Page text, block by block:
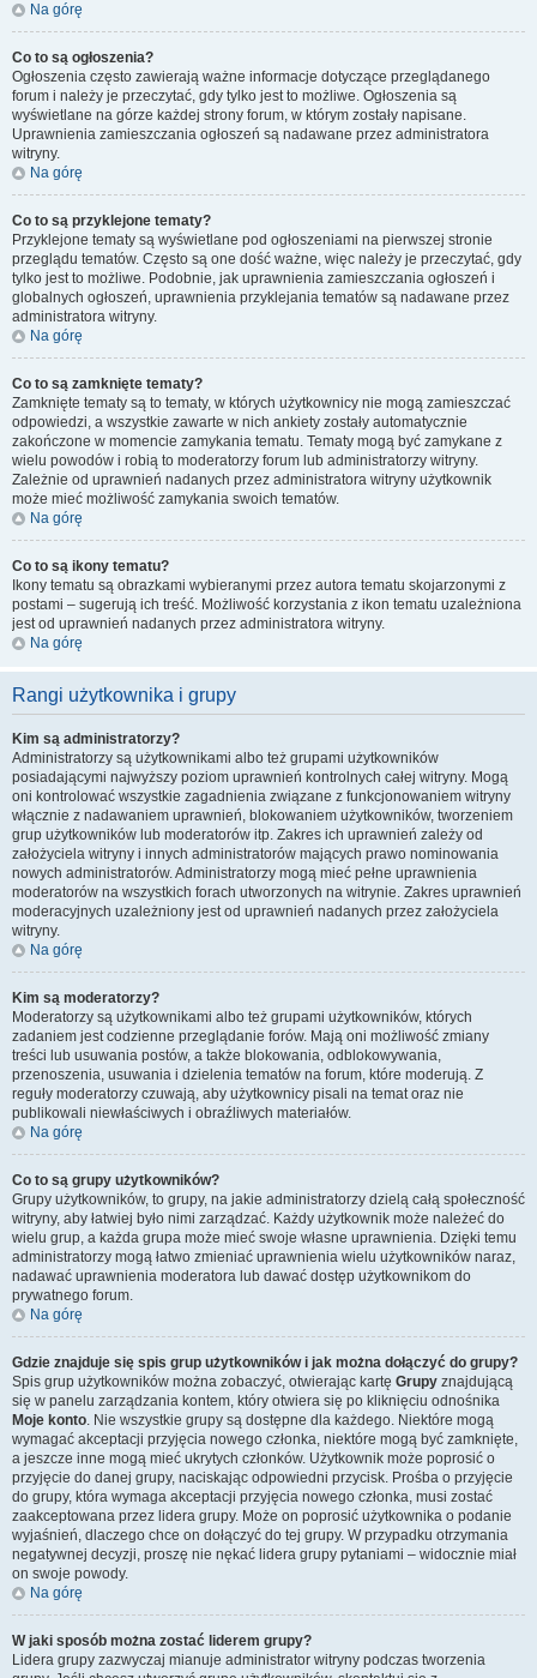
Na górę
Co to są ogłoszenia?
Ogłoszenia często zawierają ważne informacje dotyczące przeglądanego
forum i należy je przeczytać, gdy tylko jest to możliwe. Ogłoszenia są
wyświetlane na górze każdej strony forum, w którym zostały napisane.
Uprawnienia zamieszczania ogłoszeń są nadawane przez administratora
witryny.
Na górę
Co to są przyklejone tematy?
Przyklejone tematy są wyświetlane pod ogłoszeniami na pierwszej stronie
przeglądu tematów. Często są one dość ważne, więc należy je przeczytać, gdy
tylko jest to możliwe. Podobnie, jak uprawnienia zamieszczania ogłoszeń i
globalnych ogłoszeń, uprawnienia przyklejania tematów są nadawane przez
administratora witryny.
Na górę
Co to są zamknięte tematy?
Zamknięte tematy są to tematy, w których użytkownicy nie mogą zamieszczać
odpowiedzi, a wszystkie zawarte w nich ankiety zostały automatycznie
zakończone w momencie zamykania tematu. Tematy mogą być zamykane z
wielu powodów i robią to moderatorzy forum lub administratorzy witryny.
Zależnie od uprawnień nadanych przez administratora witryny użytkownik
może mieć możliwość zamykania swoich tematów.
Na górę
Co to są ikony tematu?
Ikony tematu są obrazkami wybieranymi przez autora tematu skojarzonymi z
postami – sugerują ich treść. Możliwość korzystania z ikon tematu uzależniona
jest od uprawnień nadanych przez administratora witryny.
Na górę
Rangi użytkownika i grupy
Kim są administratorzy?
Administratorzy są użytkownikami albo też grupami użytkowników
posiadającymi najwyższy poziom uprawnień kontrolnych całej witryny. Mogą
oni kontrolować wszystkie zagadnienia związane z funkcjonowaniem witryny
włącznie z nadawaniem uprawnień, blokowaniem użytkowników, tworzeniem
grup użytkowników lub moderatorów itp. Zakres ich uprawnień zależy od
założyciela witryny i innych administratorów mających prawo nominowania
nowych administratorów. Administratorzy mogą mieć pełne uprawnienia
moderatorów na wszystkich forach utworzonych na witrynie. Zakres uprawnień
moderacyjnych uzależniony jest od uprawnień nadanych przez założyciela
witryny.
Na górę
Kim są moderatorzy?
Moderatorzy są użytkownikami albo też grupami użytkowników, których
zadaniem jest codzienne przeglądanie forów. Mają oni możliwość zmiany
treści lub usuwania postów, a także blokowania, odblokowywania,
przenoszenia, usuwania i dzielenia tematów na forum, które moderują. Z
reguły moderatorzy czuwają, aby użytkownicy pisali na temat oraz nie
publikowali niewłaściwych i obraźliwych materiałów.
Na górę
Co to są grupy użytkowników?
Grupy użytkowników, to grupy, na jakie administratorzy dzielą całą społeczność
witryny, aby łatwiej było nimi zarządzać. Każdy użytkownik może należeć do
wielu grup, a każda grupa może mieć swoje własne uprawnienia. Dzięki temu
administratorzy mogą łatwo zmieniać uprawnienia wielu użytkowników naraz,
nadawać uprawnienia moderatora lub dawać dostęp użytkownikom do
prywatnego forum.
Na górę
Gdzie znajduje się spis grup użytkowników i jak można dołączyć do grupy?
Spis grup użytkowników można zobaczyć, otwierając kartę Grupy znajdującą
się w panelu zarządzania kontem, który otwiera się po kliknięciu odnośnika
Moje konto. Nie wszystkie grupy są dostępne dla każdego. Niektóre mogą
wymagać akceptacji przyjęcia nowego członka, niektóre mogą być zamknięte,
a jeszcze inne mogą mieć ukrytych członków. Użytkownik może poprosić o
przyjęcie do danej grupy, naciskając odpowiedni przycisk. Prośba o przyjęcie
do grupy, która wymaga akceptacji przyjęcia nowego członka, musi zostać
zaakceptowana przez lidera grupy. Może on poprosić użytkownika o podanie
wyjaśnień, dlaczego chce on dołączyć do tej grupy. W przypadku otrzymania
negatywnej decyzji, proszę nie nękać lidera grupy pytaniami – widocznie miał
on swoje powody.
Na górę
W jaki sposób można zostać liderem grupy?
Lidera grupy zazwyczaj mianuje administrator witryny podczas tworzenia